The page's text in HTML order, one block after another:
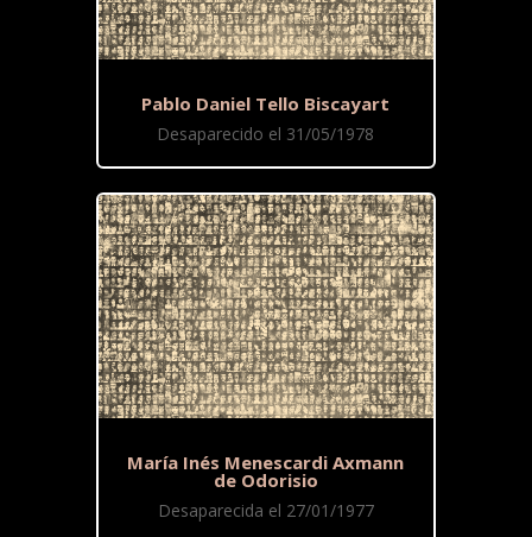
Pablo Daniel Tello Biscayart
Desaparecido el 31/05/1978
María Inés Menescardi Axmann
de Odorisio
Desaparecida el 27/01/1977